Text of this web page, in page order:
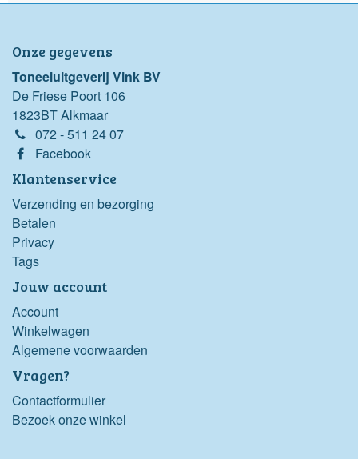
Onze gegevens
Toneeluitgeverij Vink BV
De Friese Poort 106
1823BT Alkmaar
072 - 511 24 07
Facebook
Klantenservice
Verzending en bezorging
Betalen
Privacy
Tags
Jouw account
Account
Winkelwagen
Algemene voorwaarden
Vragen?
Contactformulier
Bezoek onze winkel